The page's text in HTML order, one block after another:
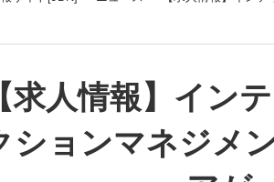
【求人情報】イン
ションマネジメ